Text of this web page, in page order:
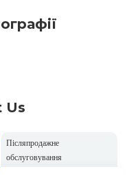
Us
Післяпродажне
обслуговування